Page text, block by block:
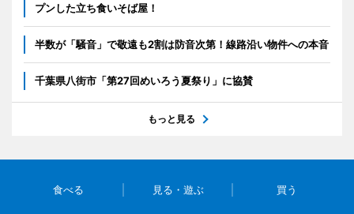
プンした立ち食いそば屋！
半数が「騒音」で敬遠も2割は防音次第！線路沿い物件への本音
千葉県八街市「第27回めいろう夏祭り」に協賛
もっと見る
食べる 見る・遊ぶ 買う